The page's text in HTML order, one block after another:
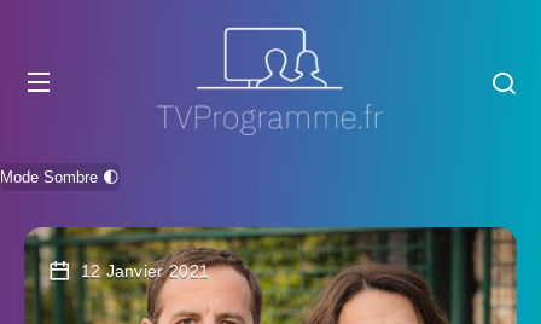
Mode Sombre 🌓
12 Janvier 2021